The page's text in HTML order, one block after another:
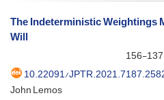
The Indeterministic Weightings
Will
137-156
10.22091/
John Lemos